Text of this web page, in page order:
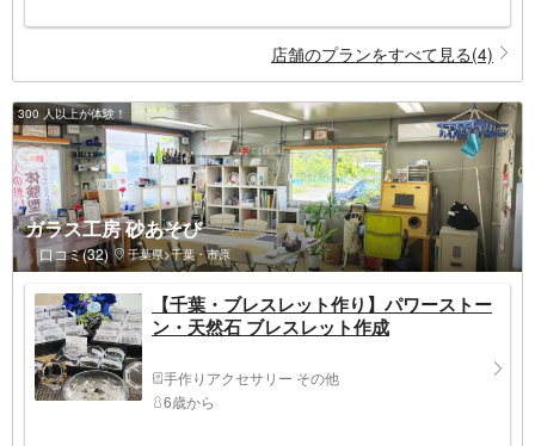
店舗のプランをすべて見る(4)
300 人以上が体験！
ガラス工房 砂あそび
口コミ(32) 千葉県>千葉・市原
【千葉・ブレスレット作り】パワーストー
ン・天然石 ブレスレット作成
手作りアクセサリー その他
6歳から